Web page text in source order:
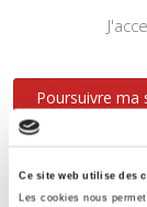
Ce site web utilise des
Les cookies nous
Poursuivre ma